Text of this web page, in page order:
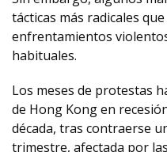
tácticas más radicales
enfrentamientos
habituales.
Los meses de protestas
de Hong Kong en
década, tras contraerse
trimestre, afectada por